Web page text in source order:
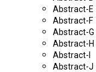
Abstract-E
Abstract-F
Abstract-G
Abstract-H
Abstract-I
Abstract-J